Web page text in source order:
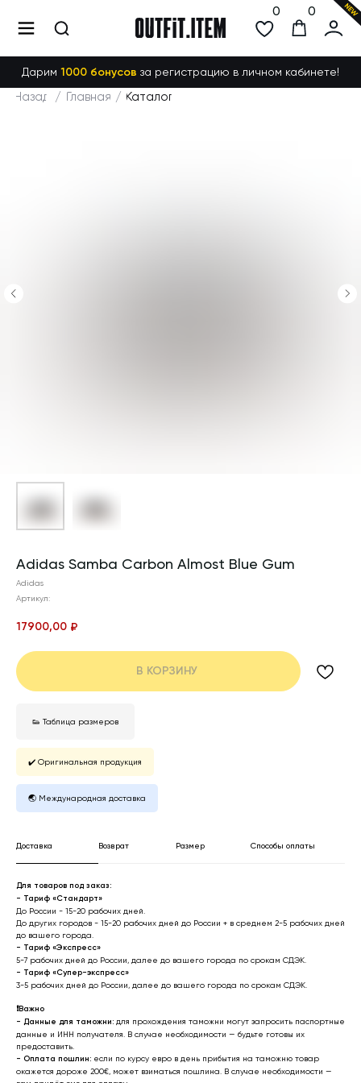
Назад Главная
/ Каталог
/
Adidas Samba Carbon Almost Blue Gum
Adidas
Артикул:
17900,00 ₽
В КОРЗИНУ
👟 Таблица размеров
✔️ Оригинальная продукция
🌏 Международная доставка
Доставка Возврат Размер Способы оплаты
Для товаров под заказ:
- Тариф «Стандарт»
До России - 15-20 рабочих дней.
До других городов - 15-20 рабочих дней до России + в среднем 2-5 рабочих дней
до вашего города.
- Тариф «Экспресс»
5-7 рабочих дней до России, далее до вашего города по срокам СДЭК.
- Тариф «Супер-экспресс»
3-5 рабочих дней до России, далее до вашего города по срокам СДЭК.
❗️Важно
- Данные для таможни: для прохождения таможни могут запросить паспортные
данные и ИНН получателя. В случае необходимости — будьте готовы их
предоставить.
- Оплата пошлин: если по курсу евро в день прибытия на таможню товар
окажется дороже 200€, может взиматься пошлина. В случае необходимости —
Онлайн заявка
Доставка и оплата
Возврат товара
Договор оферты
* Мета (Meta Platforms) -
*
Сотрудничество
Личный кабинет